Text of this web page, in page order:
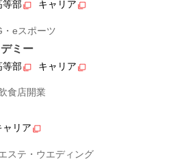
等部 キャリア
eスポーツ
ミー
等部 キャリア
食店開業
ャリア
ステ・ウエディング